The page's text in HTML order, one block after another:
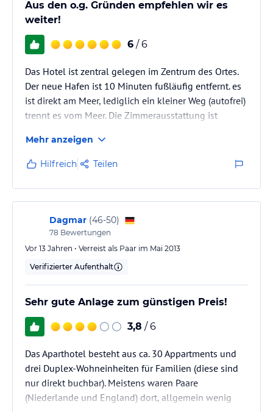
Aus den o.g. Gründen empfehlen wir es
weiter!
6 / 6
Das Hotel ist zentral gelegen im Zentrum des Ortes.
Der neue Hafen ist 10 Minuten fußläufig entfernt. es
ist direkt am Meer, lediglich ein kleiner Weg (autofrei)
trennt es vom Meer. Die Zimmerausstattung ist
sowie die Leitung sind unglaublich nett,
zuvorkommend und jederzeit ansprechbar.
Mehr anzeigen
Hilfreich Teilen
Dagmar (46-50)
78 Bewertungen
Vor 13 Jahren • Verreist als Paar im Mai 2013
Verifizierter Aufenthalt
Sehr gute Anlage zum günstigen Preis!
3,8 / 6
Das Aparthotel besteht aus ca. 30 Appartments und
drei Duplex-Wohneinheiten für Familien (diese sind
nur direkt buchbar). Meistens waren Paare
(Niederlande und England) dort, allgemein wenig